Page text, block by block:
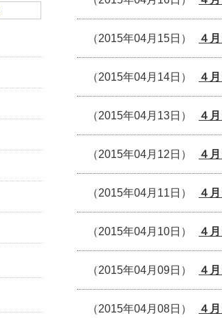
（2015年04月15日） ４
（2015年04月14日） ４
（2015年04月13日） ４
（2015年04月12日） ４
（2015年04月11日） ４
（2015年04月10日） ４
（2015年04月09日） ４
（2015年04月08日） ４